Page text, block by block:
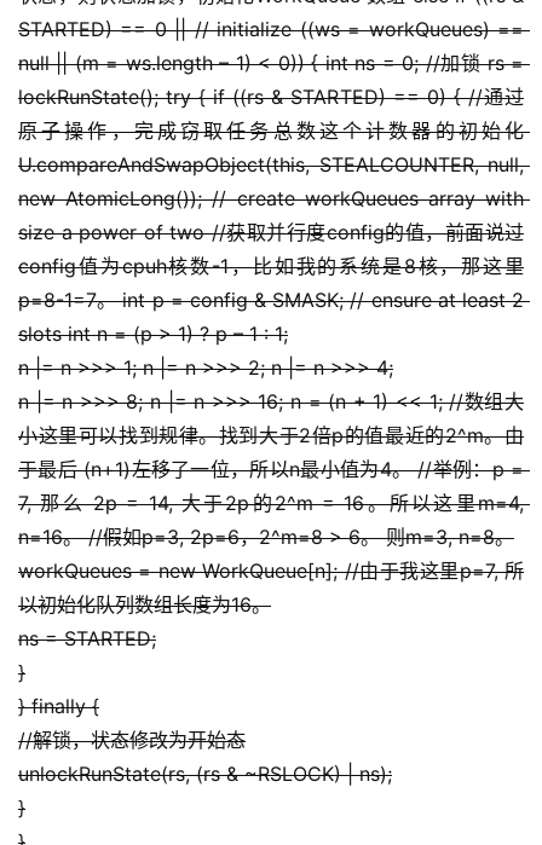
STARTED) == 0 || // initialize ((ws = workQueues) ==
null || (m = ws.length – 1) < 0)) { int ns = 0; //加锁 rs =
lockRunState(); try { if ((rs & STARTED) == 0) { //通过
原子操作，完成窃取任务总数这个计数器的初始化
U.compareAndSwapObject(this, STEALCOUNTER, null,
new AtomicLong()); // create workQueues array with
size a power of two //获取并行度config的值，前面说过
config值为cpuh核数-1，比如我的系统是8核，那这里
p=8-1=7。 int p = config & SMASK; // ensure at least 2
slots int n = (p > 1) ? p – 1 : 1;
n |= n >>> 1; n |= n >>> 2; n |= n >>> 4;
n |= n >>> 8; n |= n >>> 16; n = (n + 1) << 1; //数组大
小这里可以找到规律。找到大于2倍p的值最近的2^m。由
于最后 (n+1)左移了一位，所以n最小值为4。 //举例：p =
7, 那么 2p = 14, 大于2p的2^m = 16。所以这里m=4,
n=16。 //假如p=3, 2p=6，2^m=8 > 6。 则m=3, n=8。
workQueues = new WorkQueue[n]; //由于我这里p=7, 所
以初始化队列数组长度为16。
ns = STARTED;
}
} finally {
//解锁，状态修改为开始态
unlockRunState(rs, (rs & ~RSLOCK) | ns);
}